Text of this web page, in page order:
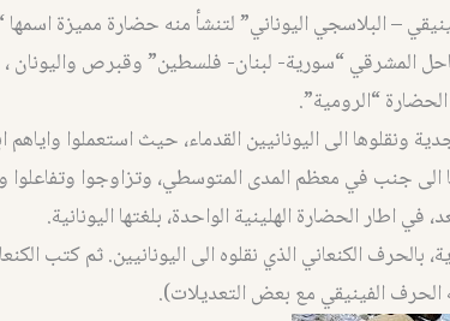
– البلاسجي اليوناني” لتنشأ منه حضارة مميزة اسمها
المشرقي “سورية- لبنان- فلسطين” وقبرص واليونان
“الرومية”.
ونقلوها الى اليونانيين القدماء، حيث استعملوا واياهم
الى جنب في معظم المدى المتوسطي، وتزاوجوا وتفاعلوا
في اطار الحضارة الهلينية الواحدة، بلغتها اليونانية.
بالحرف الكنعاني الذي نقلوه الى اليونانيين. ثم كتب
الحرف الفينيقي مع بعض التعديلات).